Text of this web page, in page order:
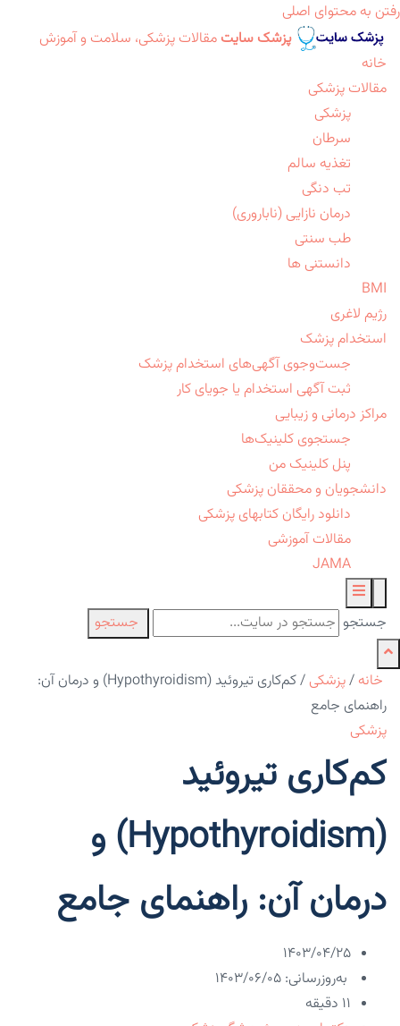
رفتن به محتوای اصلی
پزشک سایت مقالات پزشکی، سلامت و آموزش
خانه
مقالات پزشکی
پزشکی
سرطان
تغذیه سالم
تب دنگی
درمان نازایی (ناباروری)
طب سنتی
دانستنی ها
BMI
رژیم لاغری
استخدام پزشک
جست‌وجوی آگهی‌های استخدام پزشک
ثبت آگهی استخدام یا جویای کار
مراکز درمانی و زیبایی
جستجوی کلینیک‌ها
پنل کلینیک من
دانشجویان و محققان پزشکی
دانلود رایگان کتابهای پزشکی
مقالات آموزشی
JAMA
جستجو جستجو
خانه /پزشکی /
کم‌کاری تیروئید (Hypothyroidism) و درمان آن:
راهنمای جامع
پزشکی
کم‌کاری تیروئید
(Hypothyroidism) و
درمان آن: راهنمای جامع
۱۴۰۳/۰۴/۲۵
به‌روزرسانی: ۱۴۰۳/۰۶/۰۵
11 دقیقه